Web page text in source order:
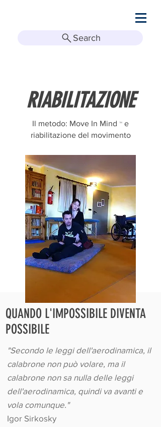
Search
RIABILITAZIONE
Il metodo: Move In Mind ™ e
riabilitazione del movimento
QUANDO L'IMPOSSIBILE DIVENTA
POSSIBILE
"Secondo le leggi dell'aerodinamica, il
calabrone non può volare, ma il
calabrone non sa nulla delle leggi
dell'aerodinamica, quindi va avanti e
vola comunque."
Igor Sirkosky